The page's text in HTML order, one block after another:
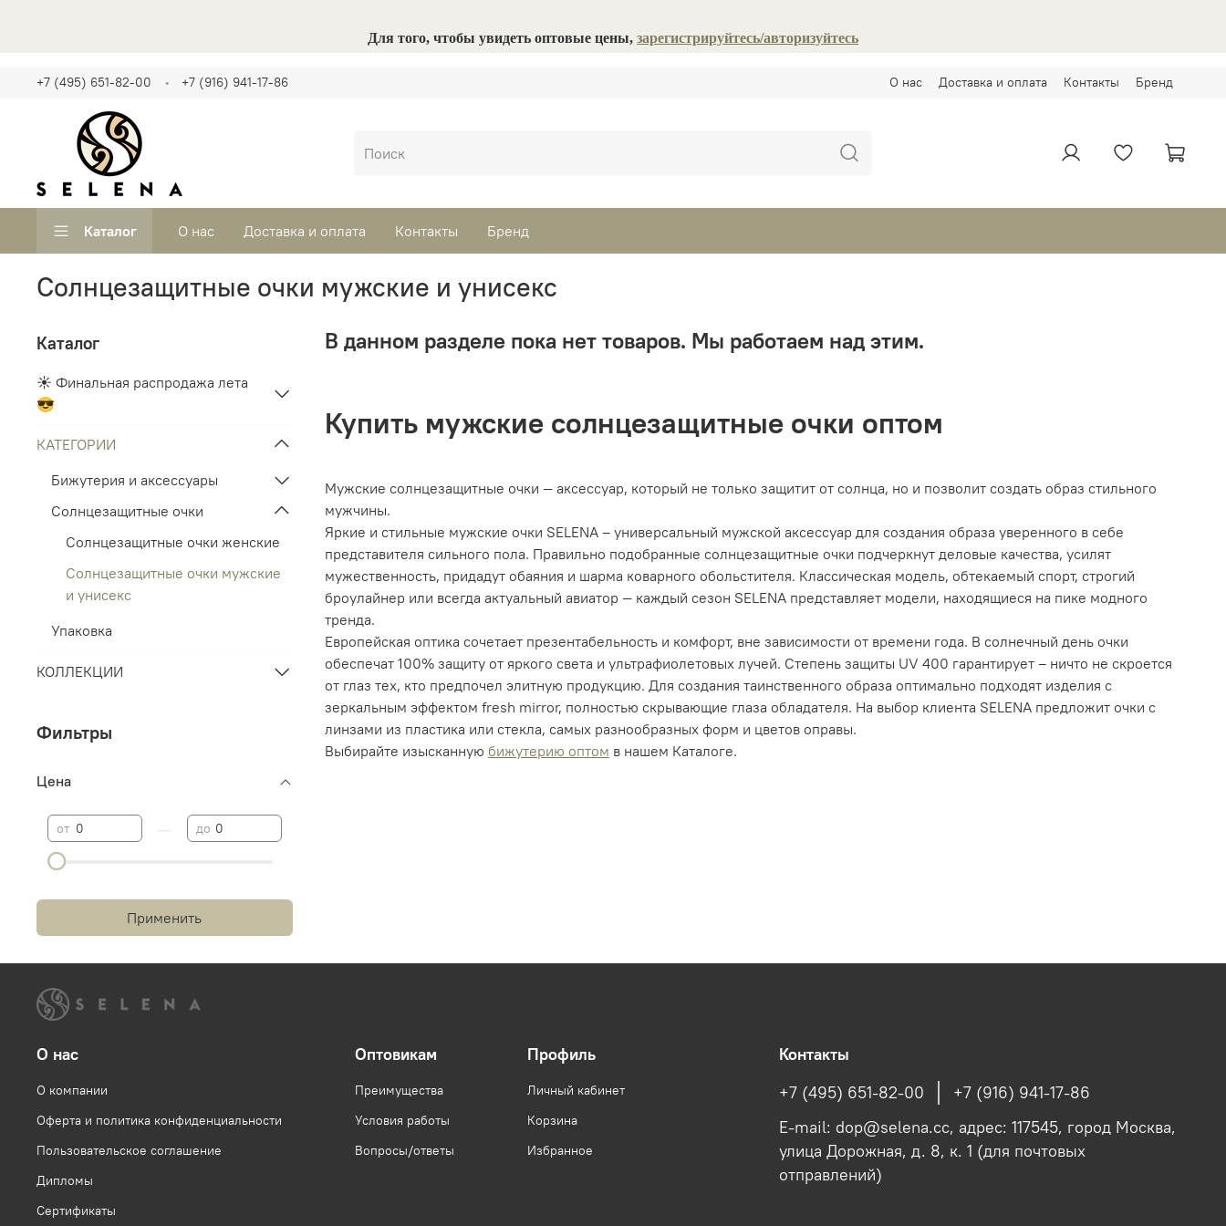
Для того, чтобы увидеть оптовые цены, зарегистрируйтесь/авторизуйтесь
О нас Доставка и оплата Контакты Бренд
+7 (495) 651-82-00 +7 (916) 941-17-86
Каталог О нас Доставка и оплата Контакты Бренд
Солнцезащитные очки мужские и унисекс
В данном разделе пока нет товаров. Мы работаем над этим.
Купить мужские солнцезащитные очки оптом
Мужские солнцезащитные очки — аксессуар, который не только защитит от солнца, но и позволит создать образ стильного
мужчины.
Яркие и стильные мужские очки SELENA – универсальный мужской аксессуар для создания образа уверенного в себе
представителя сильного пола. Правильно подобранные солнцезащитные очки подчеркнут деловые качества, усилят
мужественность, придадут обаяния и шарма коварного обольстителя. Классическая модель, обтекаемый спорт, строгий
броулайнер или всегда актуальный авиатор — каждый сезон SELENA представляет модели, находящиеся на пике модного
тренда.
Европейская оптика сочетает презентабельность и комфорт, вне зависимости от времени года. В солнечный день очки
обеспечат 100% защиту от яркого света и ультрафиолетовых лучей. Степень защиты UV 400 гарантирует – ничто не скроется
от глаз тех, кто предпочел элитную продукцию. Для создания таинственного образа оптимально подходят изделия с
зеркальным эффектом fresh mirror, полностью скрывающие глаза обладателя. На выбор клиента SELENA предложит очки с
линзами из пластика или стекла, самых разнообразных форм и цветов оправы.
Выбирайте изысканную бижутерию оптом в нашем Каталоге.
Каталог
☀️ Финальная распродажа лета
😎
КАТЕГОРИИ
Бижутерия и аксессуары
Солнцезащитные очки
Солнцезащитные очки женские
Солнцезащитные очки мужские
и унисекс
Упаковка
КОЛЛЕКЦИИ
Фильтры
Цена
от до
Применить
О нас
О компании
Оферта и политика конфиденциальности
Пользовательское соглашение
Дипломы
Сертификаты
Оптовикам
Преимущества
Условия работы
Вопросы/ответы
Профиль
Личный кабинет
Корзина
Избранное
Контакты
+7 (495) 651-82-00
+7 (916) 941-17-86
E-mail: dop@selena.cc, адрес: 117545, город Москва,
улица Дорожная, д. 8, к. 1 (для почтовых
отправлений)